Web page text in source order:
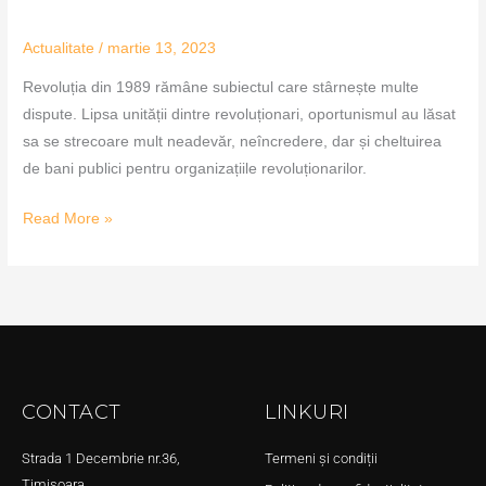
Actualitate / martie 13, 2023
Revoluția din 1989 rămâne subiectul care stârnește multe
dispute. Lipsa unității dintre revoluționari, oportunismul au lăsat
sa se strecoare mult neadevăr, neîncredere, dar și cheltuirea
de bani publici pentru organizațiile revoluționarilor.
Read More »
CONTACT
Strada 1 Decembrie nr.36,
LINKURI
Termeni și condiții